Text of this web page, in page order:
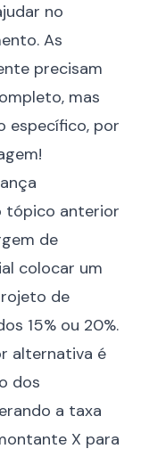
no
As
precisam
mas
específico, por
tópico anterior
de
colocar um
de
15% ou 20%.
alternativa é
dos
a taxa
X para